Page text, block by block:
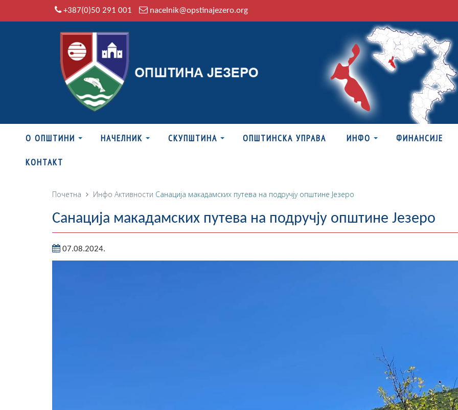
+387(0)50 291 001 nacelnik@opstinajezero.org
О ОПШТИНИ НАЧЕЛНИК СКУПШТИНА ОПШТИНСКА УПРАВА ИНФО ФИНАНСИЈЕ
КОНТАКТ
Почетна Инфо Активности Санација макадамских путева на подручју општине Језеро
Санација макадамских путева на подручју општине Језеро
07.08.2024.